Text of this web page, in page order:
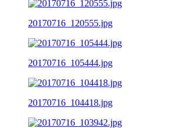
20170716_120555.jpg
20170716_105444.jpg
20170716_104418.jpg